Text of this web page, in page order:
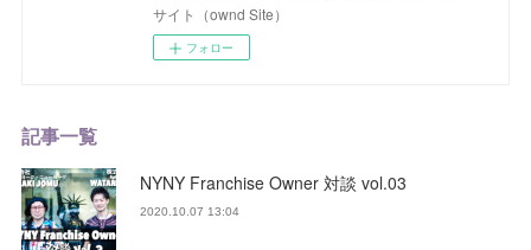
サイト（ownd Site）
フォロー
記事一覧
NYNY Franchise Owner 対談 vol.03
2020.10.07 13:04